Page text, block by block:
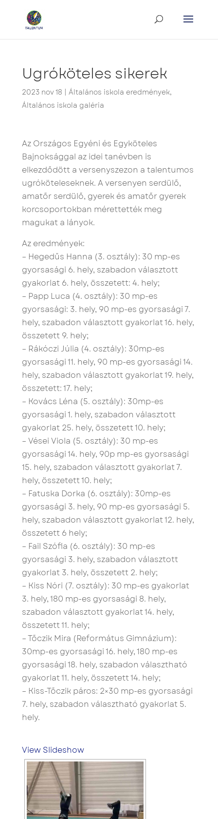
Ugróköteles sikerek
2023 nov 18 Általános iskola eredmények,
Általános iskola galéria
Az Országos Egyéni és Egyköteles
Bajnoksággal az idei tanévben is
elkezdődött a versenyszezon a talentumos
ugróköteleseknek. A versenyen serdülő,
amatőr serdülő, gyerek és amatőr gyerek
korcsoportokban mérettették meg
magukat a lányok.
Az eredmények:
– Hegedűs Hanna (3. osztály): 30 mp-es
gyorsasági 6. hely, szabadon választott
gyakorlat 6. hely, összetett: 4. hely;
– Papp Luca (4. osztály): 30 mp-es
gyorsasági: 3. hely, 90 mp-es gyorsasági 7.
hely, szabadon választott gyakorlat 16. hely,
összetett 9. hely;
– Rákóczi Júlia (4. osztály): 30mp-es
gyorsasági 11. hely, 90 mp-es gyorsasági 14.
hely, szabadon választott gyakorlat 19. hely,
összetett: 17. hely;
– Kovács Léna (5. osztály): 30mp-es
gyorsasági 1. hely, szabadon választott
gyakorlat 25. hely, összetett 10. hely;
– Vései Viola (5. osztály): 30 mp-es
gyorsasági 14. hely, 90p mp-es gyorsasági
15. hely, szabadon választott gyakorlat 7.
hely, összetett 10. hely;
– Fatuska Dorka (6. osztály): 30mp-es
gyorsasági 3. hely, 90 mp-es gyorsasági 5.
hely, szabadon választott gyakorlat 12. hely,
összetett 6 hely;
– Fail Szófia (6. osztály): 30 mp-es
gyorsasági 3. hely, szabadon választott
gyakorlat 3. hely, összetett 2. hely;
– Kiss Nóri (7. osztály): 30 mp-es gyakorlat
3. hely, 180 mp-es gyorsasági 8. hely,
szabadon választott gyakorlat 14. hely,
összetett 11. hely;
– Tőczik Mira (Református Gimnázium):
30mp-es gyorsasági 16. hely, 180 mp-es
gyorsasági 18. hely, szabadon választható
gyakorlat 11. hely, összetett 14. hely;
– Kiss-Tőczik páros: 2×30 mp-es gyorsasági
7. hely, szabadon választható gyakorlat 5.
hely.
View Slideshow